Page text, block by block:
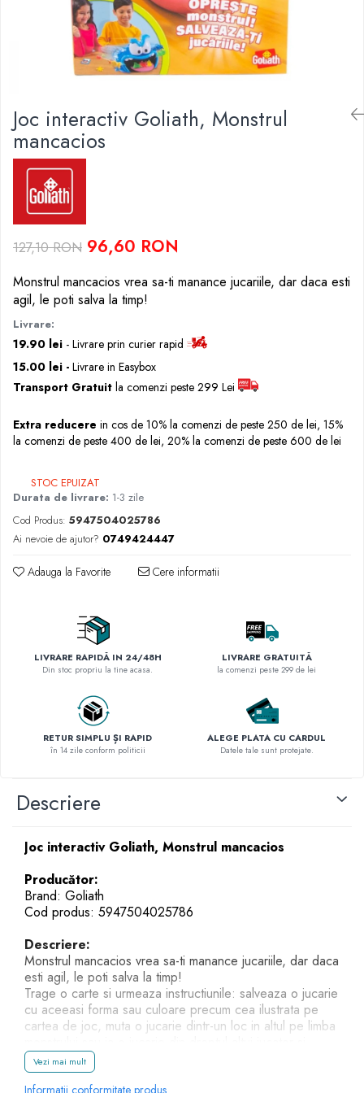
Scutece si Servetele
Dispozitive Copii
Nebulizatoare
Jucarii de Baie
Jucarii De Plus
Maxx Wheels
MR.WHITE
My Planet Baby
New Born Baby
Noriel
Paw Patrol/ Patrula Catelusilor
Philips
Pampers
Pretty Pinky
Testoasele Ninja
Rilastil
Rascals
Raspundel Istetel
Smile Games
Stumble Guys
Zenva
Unicorn Academy
Zenva-Auto
Joc interactiv Goliath, Monstrul
mancacios
127,10 RON 96,60 RON
Monstrul mancacios vrea sa-ti manance jucariile, dar daca esti
agil, le poti salva la timp!
Livrare:
19.90 lei - Livrare prin curier rapid
15.00 lei - Livrare in Easybox
Transport Gratuit la comenzi peste 299 Lei
Extra reducere in cos de 10% la comenzi de peste 250 de lei, 15%
la comenzi de peste 400 de lei, 20% la comenzi de peste 600 de lei
STOC EPUIZAT
Durata de livrare: 1-3 zile
Cod Produs: 5947504025786
Ai nevoie de ajutor? 0749424447
Adauga la Favorite Cere informatii
LIVRARE RAPIDĂ IN 24/48H
Din stoc propriu la tine acasa.
LIVRARE GRATUITĂ
la comenzi peste 299 de lei
RETUR SIMPLU ȘI RAPID
în 14 zile conform politicii
ALEGE PLATA CU CARDUL
Datele tale sunt protejate.
Descriere
Joc interactiv Goliath, Monstrul mancacios
Producător:
Brand: Goliath
Cod produs: 5947504025786
Descriere:
Monstrul mancacios vrea sa-ti manance jucariile, dar daca
esti agil, le poti salva la timp!
Trage o carte si urmeaza instructiunile: salveaza o jucarie
cu aceeasi forma sau culoare precum cea ilustrata pe
cartea de joc, muta o jucarie dintr-un loc in altul pe limba
adaug-o la jucariile tale!
Retrage cu grija figurinele din gura monstrului, altfel
Vezi mai mult
Informatii conformitate produs